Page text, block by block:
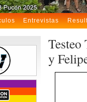
Entrevistas
Testeo
y